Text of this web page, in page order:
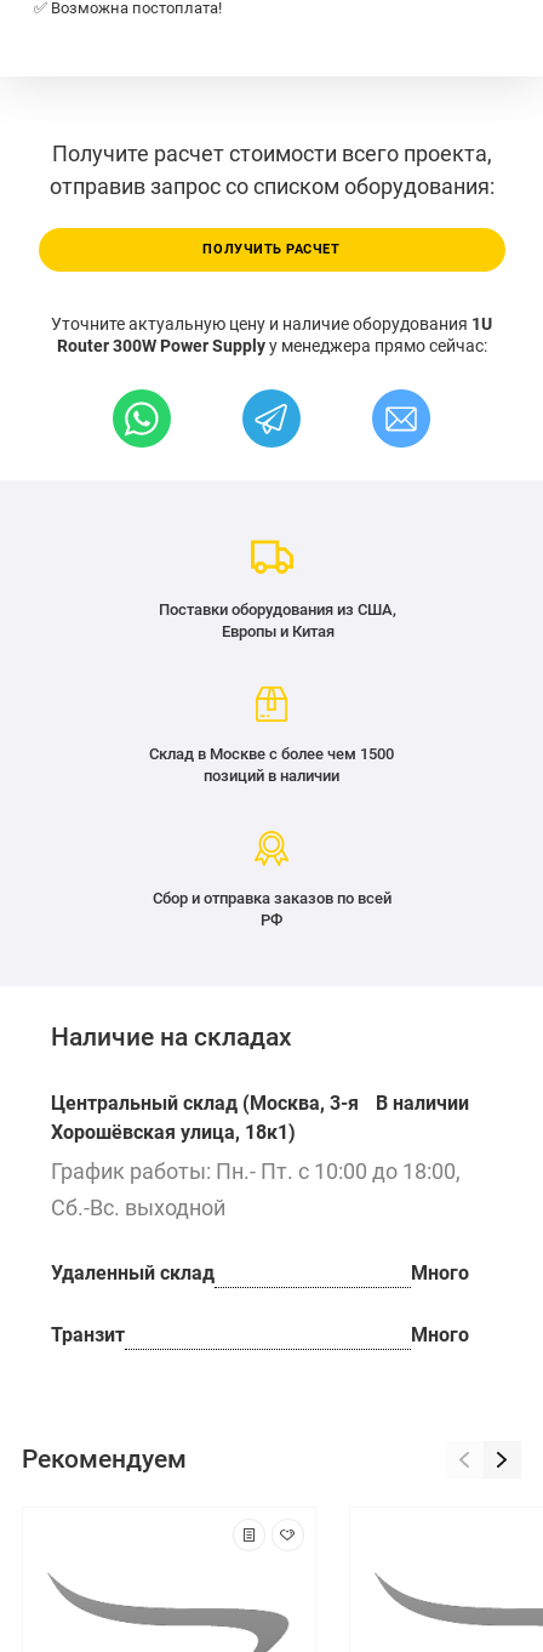
✅ Возможна постоплата!
Получите расчет стоимости всего проекта,
отправив запрос со списком оборудования:
ПОЛУЧИТЬ РАСЧЕТ
Уточните актуальную цену и наличие оборудования 1U
Router 300W Power Supplyу менеджера прямо сейчас:
Поставки оборудования из США,
Европы и Китая
Склад в Москве с более чем 1500
позиций в наличии
Сбор и отправка заказов по всей
РФ
Наличие на складах
Центральный склад (Москва, 3-я
Хорошёвская улица, 18к1)
В наличии
График работы: Пн.- Пт. с 10:00 до 18:00,
Сб.-Вс. выходной
Удаленный склад Много
Транзит Много
Рекомендуем